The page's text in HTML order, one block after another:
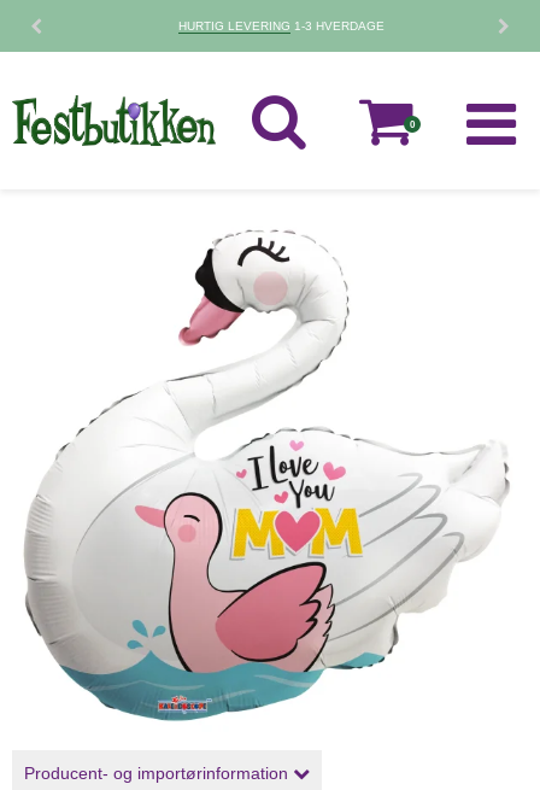
HURTIG LEVERING 1-3 HVERDAGE
0
Producent- og importørinformation